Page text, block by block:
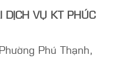
DỊCH VỤ KT PHÚC
Phú Thạnh,